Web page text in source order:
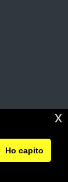
3
Ho capito
x